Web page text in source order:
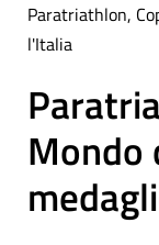
Paratriathlon,
l'Italia
Mondo